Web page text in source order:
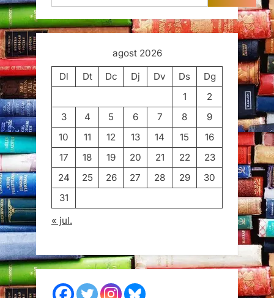
agost 2026
Dl
Dt Dc Dj Dv Ds
Dg
1
2
3
4 5 6 7 8
9
10
11 12 13 14 15
16
17
18 19 20 21 22
23
24
25 26 27 28 29
30
31
« jul.